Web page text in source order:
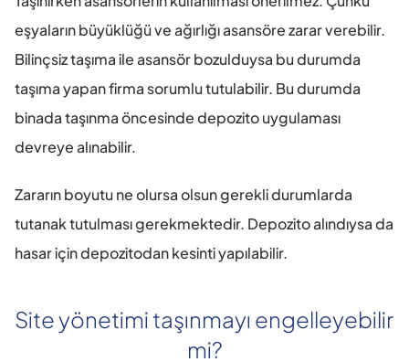
eşyaların büyüklüğü ve ağırlığı asansöre zarar verebilir.
Bilinçsiz taşıma ile asansör bozulduysa bu durumda
taşıma yapan firma sorumlu tutulabilir. Bu durumda
binada taşınma öncesinde depozito uygulaması
devreye alınabilir.
Zararın boyutu ne olursa olsun gerekli durumlarda
tutanak tutulması gerekmektedir. Depozito alındıysa da
hasar için depozitodan kesinti yapılabilir.
Site yönetimi taşınmayı engelleyebilir
mi?